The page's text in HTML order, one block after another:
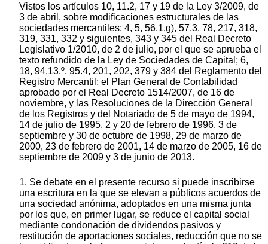
Vistos los artículos 10, 11.2, 17 y 19 de la Ley 3/2009, de
3 de abril, sobre modificaciones estructurales de las
sociedades mercantiles; 4, 5, 56.1.g), 57.3, 78, 217, 318,
319, 331, 332 y siguientes, 343 y 345 del Real Decreto
Legislativo 1/2010, de 2 de julio, por el que se aprueba el
texto refundido de la Ley de Sociedades de Capital; 6,
18, 94.13.º, 95.4, 201, 202, 379 y 384 del Reglamento del
Registro Mercantil; el Plan General de Contabilidad
aprobado por el Real Decreto 1514/2007, de 16 de
noviembre, y las Resoluciones de la Dirección General
de los Registros y del Notariado de 5 de mayo de 1994,
14 de julio de 1995, 2 y 20 de febrero de 1996, 3 de
septiembre y 30 de octubre de 1998, 29 de marzo de
2000, 23 de febrero de 2001, 14 de marzo de 2005, 16 de
septiembre de 2009 y 3 de junio de 2013.
1. Se debate en el presente recurso si puede inscribirse
una escritura en la que se elevan a públicos acuerdos de
una sociedad anónima, adoptados en una misma junta
por los que, en primer lugar, se reduce el capital social
mediante condonación de dividendos pasivos y
restitución de aportaciones sociales, reducción que no se